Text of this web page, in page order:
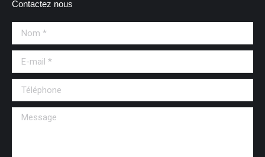
Contactez nous
Nom *
E-mail *
Téléphone
Message